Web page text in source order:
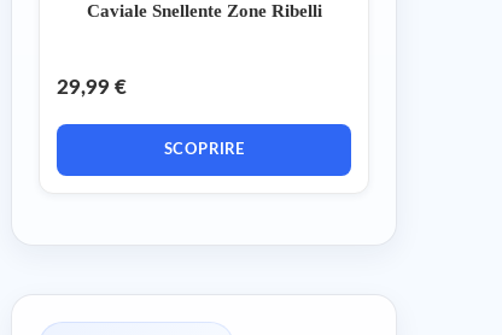
Caviale Snellente Zone Ribelli
29,99 €
SCOPRIRE